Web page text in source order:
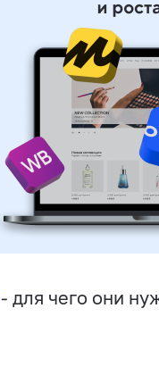
- для чего они